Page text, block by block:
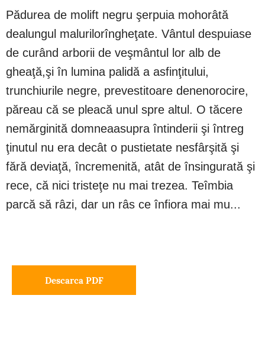
Pădurea de molift negru şerpuia mohorâtă
dealungul malurilorîngheţate. Vântul despuiase
de curând arborii de veşmântul lor alb de
gheaţă,şi în lumina palidă a asfinţitului,
trunchiurile negre, prevestitoare denenorocire,
păreau că se pleacă unul spre altul. O tăcere
nemărginită domneaasupra întinderii şi întreg
ţinutul nu era decât o pustietate nesfârşită şi
fără deviaţă, încremenită, atât de însingurată şi
rece, că nici tristeţe nu mai trezea. Teîmbia
parcă să râzi, dar un râs ce înfiora mai mu...
Descarca PDF